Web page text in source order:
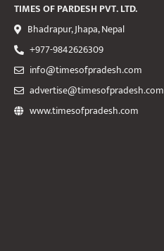
TIMES OF PARDESH PVT. LTD.
Bhadrapur, Jhapa, Nepal
+977-9842626309
info@timesofpradesh.com
advertise@timesofpradesh.com
www.timesofpradesh.com